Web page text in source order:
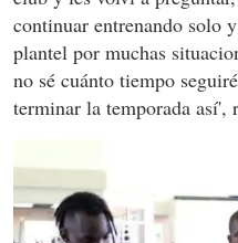
continuar entrenando solo
plantel por muchas
no sé cuánto tiempo
terminar la temporada así',